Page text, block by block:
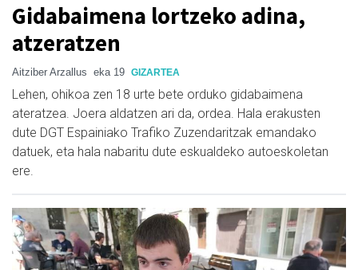
Gidabaimena lortzeko adina,
atzeratzen
Aitziber Arzallus eka 19 GIZARTEA
Lehen, ohikoa zen 18 urte bete orduko gidabaimena
ateratzea. Joera aldatzen ari da, ordea. Hala erakusten
dute DGT Espainiako Trafiko Zuzendaritzak emandako
datuek, eta hala nabaritu dute eskualdeko autoeskoletan
ere.